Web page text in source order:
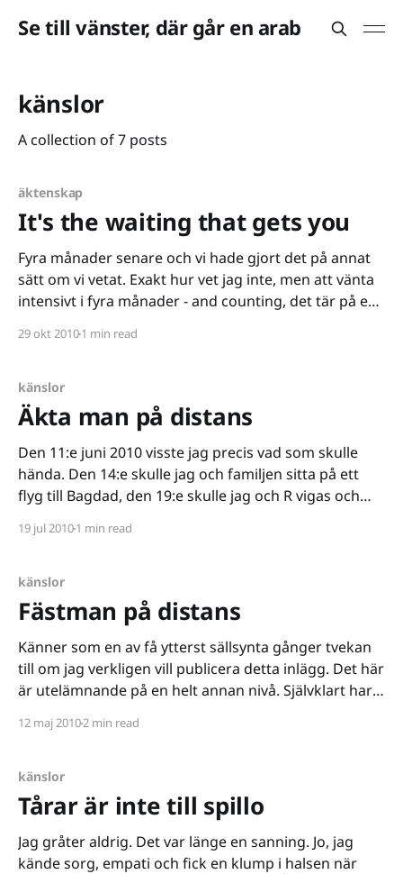
Se till vänster, där går en arab
känslor
A collection of 7 posts
äktenskap
It's the waiting that gets you
Fyra månader senare och vi hade gjort det på annat
sätt om vi vetat. Exakt hur vet jag inte, men att vänta
intensivt i fyra månader - and counting, det tär på en,
tak, till och med det går att krångla
29 okt 20101 min read
känslor
Äkta man på distans
Den 11:e juni 2010 visste jag precis vad som skulle
hända. Den 14:e skulle jag och familjen sitta på ett
flyg till Bagdad, den 19:e skulle jag och R vigas och
dra hem igen och vänta på
19 jul 20101 min read
känslor
Fästman på distans
Känner som en av få ytterst sällsynta gånger tvekan
till om jag verkligen vill publicera detta inlägg. Det här
är utelämnande på en helt annan nivå. Självklart har
läser inlägget här och nu. Men satan vad jag har
12 maj 20102 min read
känslor
Tårar är inte till spillo
Jag gråter aldrig. Det var länge en sanning. Jo, jag
kände sorg, empati och fick en klump i halsen när